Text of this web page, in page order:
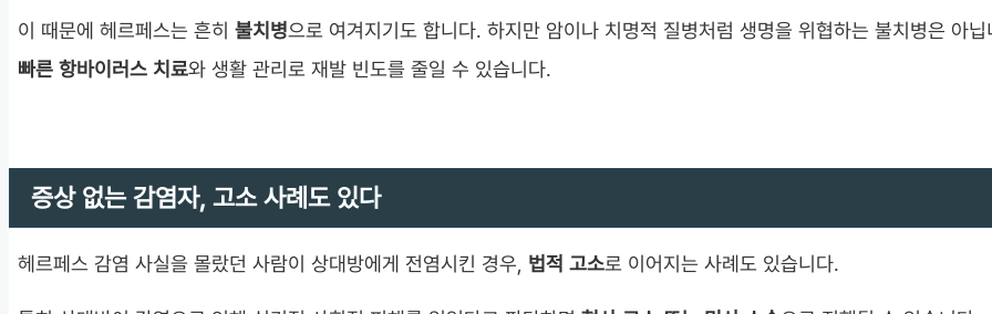
이 때문에 헤르페스는 흔히 불치병으로 여겨지기도 합니다. 하지만 암이나 치명적 질병처럼 생명을 위협하는 불치병은 아닙
빠른 항바이러스 치료와 생활 관리로 재발 빈도를 줄일 수 있습니다.
증상 없는 감염자, 고소 사례도 있다
헤르페스 감염 사실을 몰랐던 사람이 상대방에게 전염시킨 경우, 법적 고소로 이어지는 사례도 있습니다.